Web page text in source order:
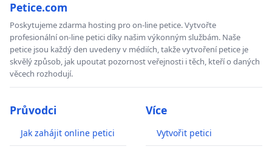
Petice.com
Poskytujeme zdarma hosting pro on-line petice. Vytvořte
profesionální on-line petici díky našim výkonným službám. Naše
petice jsou každý den uvedeny v médiích, takže vytvoření petice je
skvělý způsob, jak upoutat pozornost veřejnosti i těch, kteří o daných
věcech rozhodují.
Průvodci
Jak zahájit online petici
Více
Vytvořit petici